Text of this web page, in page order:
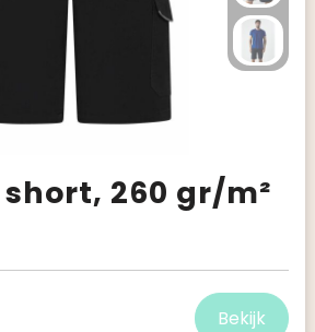
short, 260 gr/m²
Bekijk